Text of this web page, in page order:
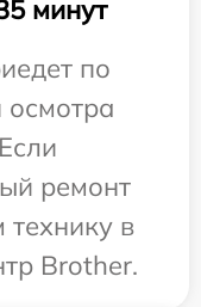
минут
по
осмотра
ремонт
в
Brother.